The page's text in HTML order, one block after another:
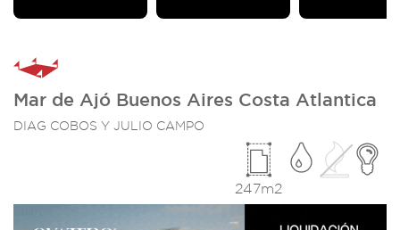
Mar de Ajó Buenos Aires Costa Atlantica
DIAG COBOS Y JULIO CAMPO
247m2